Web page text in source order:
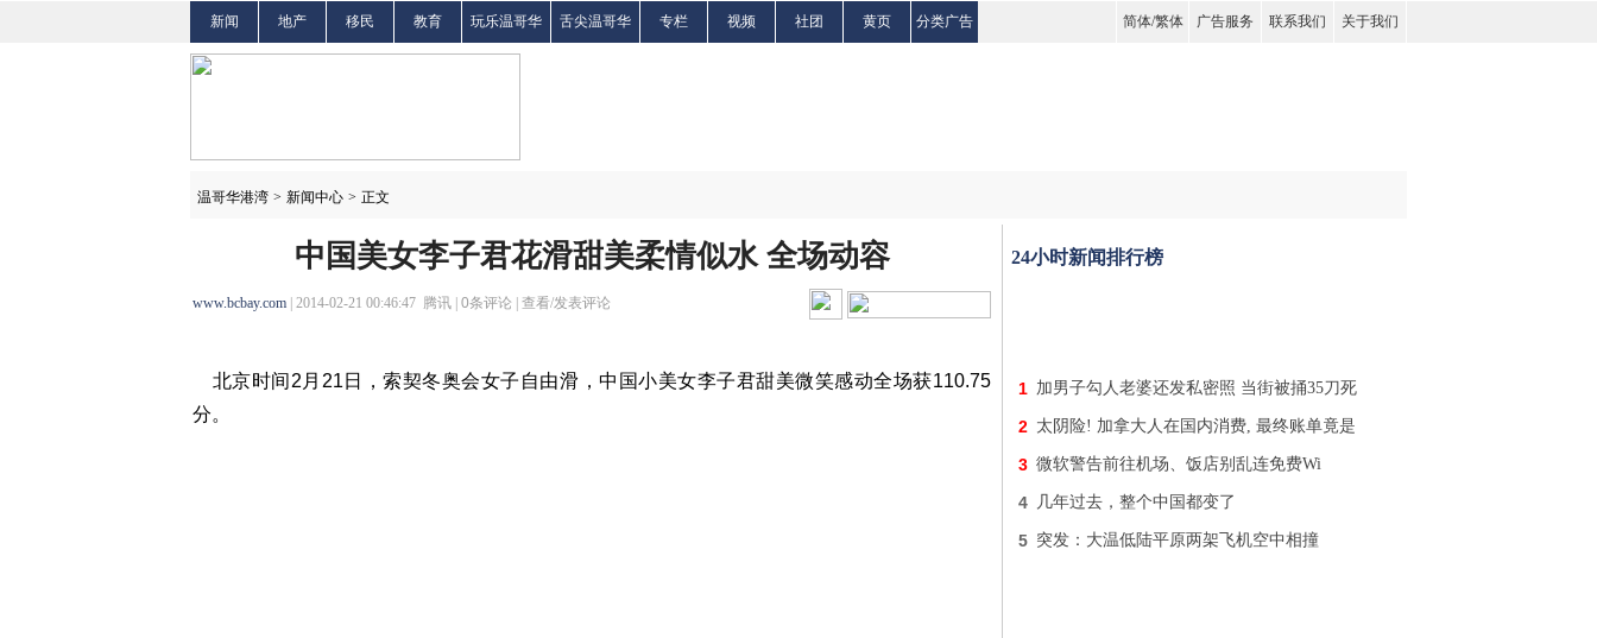
新闻 地产 移民 教育 玩乐温哥华 舌尖温哥华 专栏 视频 社团 黄页 分类广告 简体/繁体 广告服务 联系我们 关于我们
温哥华港湾 > 新闻中心 > 正文
中国美女李子君花滑甜美柔情似水 全场动容
www.bcbay.com | 2014-02-21 00:46:47 腾讯 | 0条评论 | 查看/发表评论
北京时间2月21日，索契冬奥会女子自由滑，中国小美女李子君甜美微笑感动全场获110.75
分。
24小时新闻排行榜
1 加男子勾人老婆还发私密照 当街被捅35刀死
2 太阴险! 加拿大人在国内消费, 最终账单竟是
3 微软警告前往机场、饭店别乱连免费Wi
4 几年过去，整个中国都变了
5 突发：大温低陆平原两架飞机空中相撞